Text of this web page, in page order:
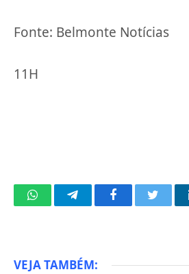
Fonte: Belmonte Notícias
11H
WhatsAppTelegramFacebookTwitter
VEJA TAMBÉM: